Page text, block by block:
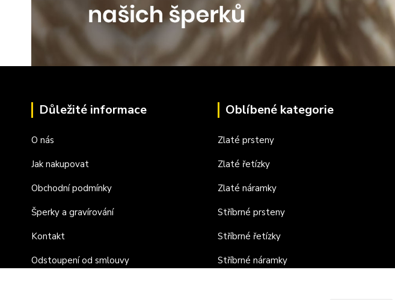
Důležité informace
O nás
Jak nakupovat
Obchodní podmínky
Šperky a gravírování
Kontakt
Odstoupení od smlouvy
Oblíbené kategorie
Zlaté prsteny
Zlaté řetízky
Zlaté náramky
Stříbrné prsteny
Stříbrné řetízky
Stříbrné náramky